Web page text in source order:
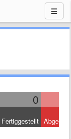
0
Fertiggestellt